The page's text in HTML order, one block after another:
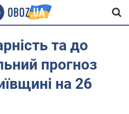
та до
прогноз
на 26